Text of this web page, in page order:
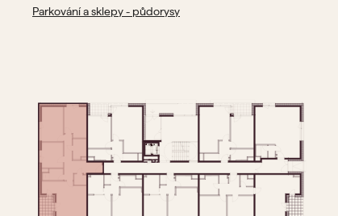
Parkování a sklepy - půdorysy